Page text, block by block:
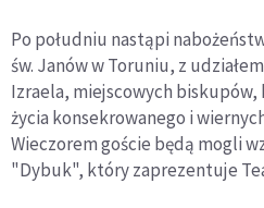
Po południu nastąpi
św. Janów w Toruniu, z
Izraela, miejscowych
życia konsekrowanego i
Wieczorem goście będą mogli
"Dybuk", który zaprezentuje